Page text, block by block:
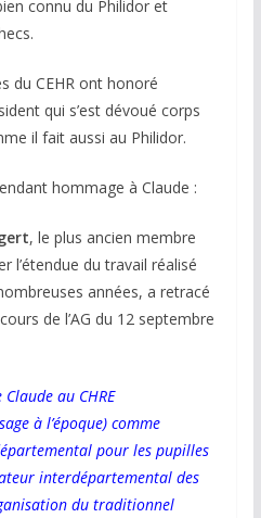
connu du Philidor et
du CEHR ont honoré
qui s’est dévoué corps
il fait aussi au Philidor.
hommage à Claude :
, le plus ancien membre
l’étendue du travail réalisé
années, a retracé
de l’AG du 12 septembre
au CHRE
à l’époque) comme
pour les pupilles
interdépartemental des
du traditionnel